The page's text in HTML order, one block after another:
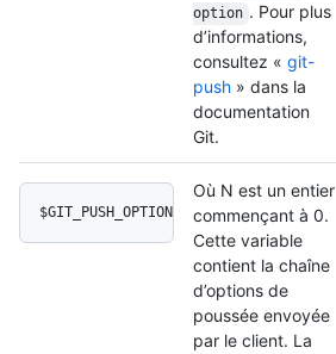
option . Pour plus
d’informations,
consultez « git-
push » dans la
documentation
Git.
$GIT_PUSH_OPTION_N
Où N est un entier
commençant à 0.
Cette variable
contient la chaîne
d’options de
poussée envoyée
par le client. La